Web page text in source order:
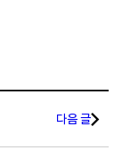
다음 글